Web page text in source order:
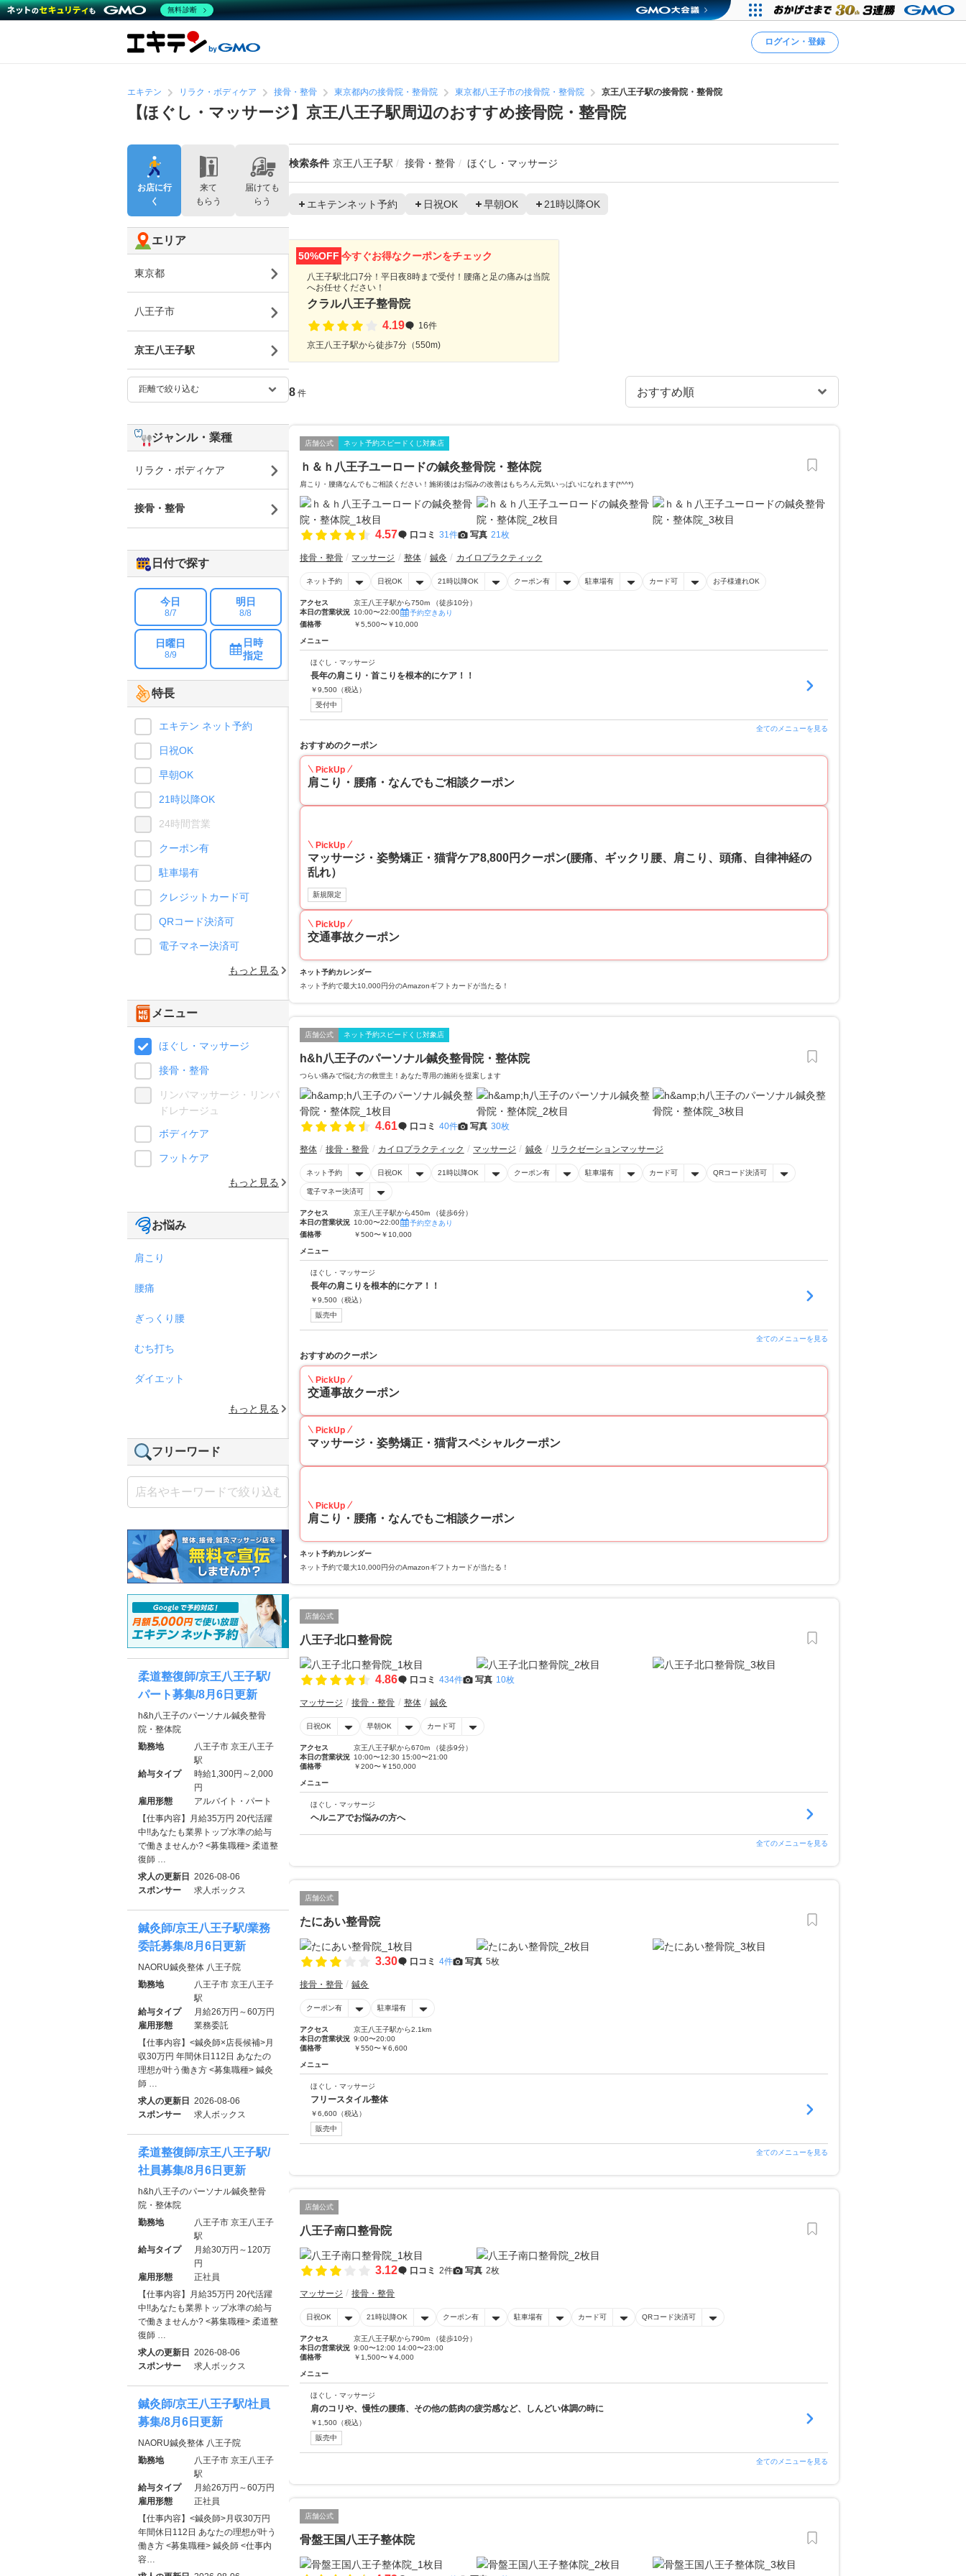
ログイン・登録
エキテン リラク・ボディケア 接骨・整骨 東京都内の接骨院・整骨院 東京都八王子市の接骨院・整骨院 京王八王子駅の接骨院・整骨院
【ほぐし・マッサージ】京王八王子駅周辺のおすすめ接骨院・整骨院
検索条件 京王八王子駅 接骨・整骨 ほぐし・マッサージ
エキテンネット予約 日祝OK 早朝OK 21時以降OK
50%OFF 今すぐお得なクーポンをチェック
八王子駅北口7分！平日夜8時まで受付！腰痛と足の痛みは当院
へお任せください！
クラル八王子整骨院
4.19
16件
京王八王子駅から徒歩7分（550m)
8 件
店舗公式 ネット予約スピードくじ対象店
ｈ＆ｈ八王子ユーロードの鍼灸整骨院・整体院
肩こり・腰痛なんでもご相談ください！施術後はお悩みの改善はもちろん元気いっぱいになれます(*^^*)
4.57 口コミ 31件 写真 21枚
接骨・整骨 マッサージ 整体 鍼灸 カイロプラクティック
ネット予約 日祝OK 21時以降OK クーポン有 駐車場有 カード可 お子様連れOK
アクセス
京王八王子駅から750m （徒歩10分）
本日の営業状況 10:00〜22:00
予約空きあり
価格帯
￥5,500〜￥10,000
メニュー
ほぐし・マッサージ
長年の肩こり・首こりを根本的にケア！！
￥9,500 （税込）
受付中
全てのメニューを見る
おすすめのクーポン
PickUp
肩こり・腰痛・なんでもご相談クーポン
PickUp
マッサージ・姿勢矯正・猫背ケア8,800円クーポン(腰痛、ギックリ腰、肩こり、頭痛、自律神経の
乱れ）
新規限定
PickUp
交通事故クーポン
ネット予約カレンダー
ネット予約で最大10,000円分のAmazonギフトカードが当たる！
店舗公式 ネット予約スピードくじ対象店
h&h八王子のパーソナル鍼灸整骨院・整体院
つらい痛みで悩む方の救世主！あなた専用の施術を提案します
4.61 口コミ 40件 写真 30枚
整体 接骨・整骨 カイロプラクティック マッサージ 鍼灸 リラクゼーションマッサージ
ネット予約 日祝OK 21時以降OK クーポン有 駐車場有 カード可 QRコード決済可
電子マネー決済可
アクセス
京王八王子駅から450m （徒歩6分）
本日の営業状況 10:00〜22:00
予約空きあり
価格帯
￥500〜￥10,000
メニュー
ほぐし・マッサージ
長年の肩こりを根本的にケア！！
￥9,500 （税込）
販売中
全てのメニューを見る
おすすめのクーポン
PickUp
交通事故クーポン
PickUp
マッサージ・姿勢矯正・猫背スペシャルクーポン
PickUp
肩こり・腰痛・なんでもご相談クーポン
ネット予約カレンダー
ネット予約で最大10,000円分のAmazonギフトカードが当たる！
店舗公式
八王子北口整骨院
4.86 口コミ 434件 写真 10枚
マッサージ 接骨・整骨 整体 鍼灸
日祝OK 早朝OK カード可
アクセス
京王八王子駅から670m （徒歩9分）
本日の営業状況 10:00〜12:30 15:00〜21:00
価格帯
￥200〜￥150,000
メニュー
ほぐし・マッサージ
ヘルニアでお悩みの方へ
全てのメニューを見る
店舗公式
たにあい整骨院
3.30 口コミ 4件 写真 5枚
接骨・整骨 鍼灸
クーポン有 駐車場有
アクセス
京王八王子駅から2.1km
本日の営業状況 9:00〜20:00
価格帯
￥550〜￥6,600
メニュー
ほぐし・マッサージ
フリースタイル整体
￥6,600 （税込）
販売中
全てのメニューを見る
店舗公式
八王子南口整骨院
3.12 口コミ 2件 写真 2枚
マッサージ 接骨・整骨
日祝OK 21時以降OK クーポン有 駐車場有 カード可 QRコード決済可
アクセス
京王八王子駅から790m （徒歩10分）
本日の営業状況 9:00〜12:00 14:00〜23:00
価格帯
￥1,500〜￥4,000
メニュー
ほぐし・マッサージ
肩のコリや、慢性の腰痛、その他の筋肉の疲労感など、しんどい体調の時に
￥ 1,500 （税込）
販売中
全てのメニューを見る
店舗公式
骨盤王国八王子整体院
お店に行
く
来て
もらう
届けても
らう
エリア
東京都
八王子市
京王八王子駅
ジャンル・業種
リラク・ボディケア
接骨・整骨
日付で探す
今日
8/7
明日
8/8
日曜日
8/9
日時
指定
特長
エキテン ネット予約
日祝OK
早朝OK
21時以降OK
24時間営業
クーポン有
駐車場有
クレジットカード可
QRコード決済可
電子マネー決済可
もっと見る
メニュー
ほぐし・マッサージ
接骨・整骨
リンパマッサージ・リンパ
ドレナージュ
ボディケア
フットケア
もっと見る
お悩み
肩こり
腰痛
ぎっくり腰
むち打ち
ダイエット
もっと見る
フリーワード
柔道整復師/京王八王子駅/
パート募集/8月6日更新
h&h八王子のパーソナル鍼灸整骨
院・整体院
勤務地
八王子市 京王八王子
駅
給与タイプ
時給1,300円～2,000
円
雇用形態
アルバイト・パート
【仕事内容】月給35万円 20代活躍
中!!あなたも業界トップ水準の給与
で働きませんか? <募集職種> 柔道整
復師 …
求人の更新日 2026-08-06
スポンサー
求人ボックス
鍼灸師/京王八王子駅/業務
委託募集/8月6日更新
NAORU鍼灸整体 八王子院
勤務地
八王子市 京王八王子
駅
給与タイプ
月給26万円～60万円
雇用形態
業務委託
【仕事内容】<鍼灸師×店長候補>月
収30万円 年間休日112日 あなたの
理想が叶う働き方 <募集職種> 鍼灸
師 …
求人の更新日 2026-08-06
スポンサー
求人ボックス
柔道整復師/京王八王子駅/
社員募集/8月6日更新
h&h八王子のパーソナル鍼灸整骨
院・整体院
勤務地
八王子市 京王八王子
駅
給与タイプ
月給30万円～120万
円
雇用形態
正社員
【仕事内容】月給35万円 20代活躍
中!!あなたも業界トップ水準の給与
で働きませんか? <募集職種> 柔道整
復師 …
求人の更新日 2026-08-06
スポンサー
求人ボックス
鍼灸師/京王八王子駅/社員
募集/8月6日更新
NAORU鍼灸整体 八王子院
勤務地
八王子市 京王八王子
駅
給与タイプ
月給26万円～60万円
雇用形態
正社員
【仕事内容】<鍼灸師>月収30万円
年間休日112日 あなたの理想が叶う
働き方 <募集職種> 鍼灸師 <仕事内
容…
無料診断